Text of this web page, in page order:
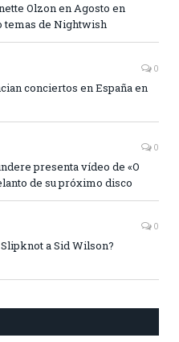
Olzon en Agosto en
temas de Nightwish
0
conciertos en España en
0
presenta vídeo de «O
de su próximo disco
0
a Sid Wilson?